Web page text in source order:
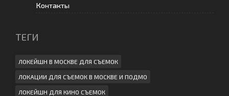
Контакты
ТЕГИ
ЛОКЕЙШН В МОСКВЕ ДЛЯ СЪЕМОК
ЛОКАЦИИ ДЛЯ СЪЕМОК В МОСКВЕ И ПОДМО
ЛОКЕЙШН ДЛЯ КИНО СЪЕМОК